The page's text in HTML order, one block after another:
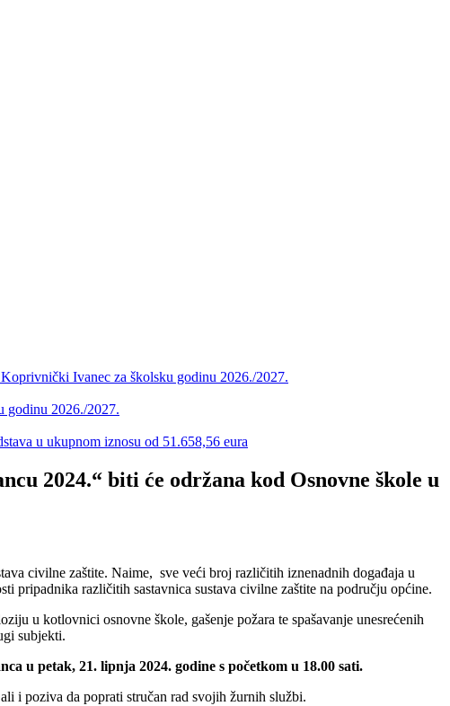
Ivanec za školsku godinu 2026./2027.
godinu 2026./2027.
u ukupnom iznosu od 51.658,56 eura
2024.“ biti će održana kod Osnovne škole u
civilne zaštite. Naime, sve veći broj različitih iznenadnih događaja u
pripadnika različitih sastavnica sustava civilne zaštite na području općine.
u kotlovnici osnovne škole, gašenje požara te spašavanje unesrećenih
subjekti.
u petak, 21. lipnja 2024. godine s početkom u 18.00 sati.
i poziva da poprati stručan rad svojih žurnih službi.